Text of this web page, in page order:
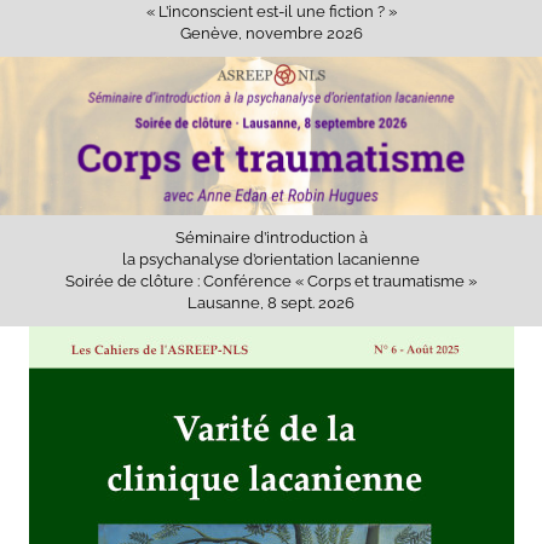
« L’inconscient est-il une fiction ? »
Genève, novembre 2026
Séminaire d’introduction à
la psychanalyse d’orientation lacanienne
Soirée de clôture : Conférence « Corps et traumatisme »
Lausanne, 8 sept. 2026